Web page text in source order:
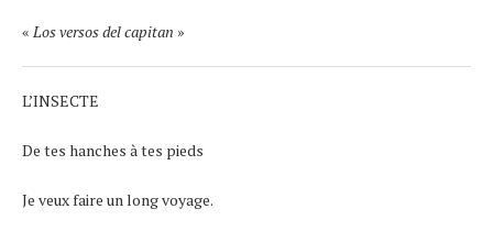
« Los versos del capitan »
L’INSECTE
De tes hanches à tes pieds
Je veux faire un long voyage.